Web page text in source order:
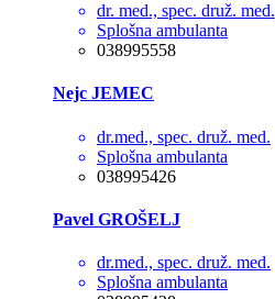
dr. med., spec. druž. med.
Splošna ambulanta
038995558
Nejc JEMEC
dr.med., spec. druž. med.
Splošna ambulanta
038995426
Pavel GROŠELJ
dr.med., spec. druž. med.
Splošna ambulanta